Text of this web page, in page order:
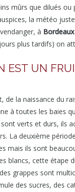
mûrs que dilués
la météo
à Bordeaux
plus tardifs) on
EST UN
de la naissance du
à toutes les baies
verts et durs, ils
La deuxième
mais ils sont
blancs, cette étape
grappes sont
des sucres, des